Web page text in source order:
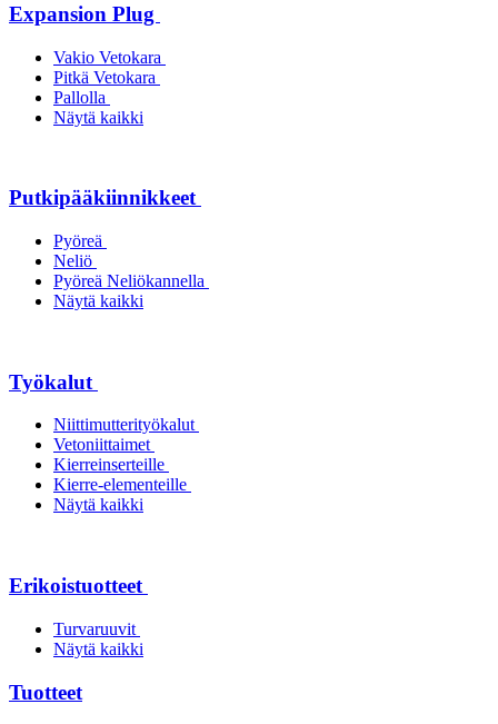
Expansion Plug
Vakio Vetokara
Pitkä Vetokara
Pallolla
Näytä kaikki
Putkipääkiinnikkeet
Pyöreä
Neliö
Pyöreä Neliökannella
Näytä kaikki
Työkalut
Niittimutterityökalut
Vetoniittaimet
Kierreinserteille
Kierre-elementeille
Näytä kaikki
Erikoistuotteet
Turvaruuvit
Näytä kaikki
Tuotteet